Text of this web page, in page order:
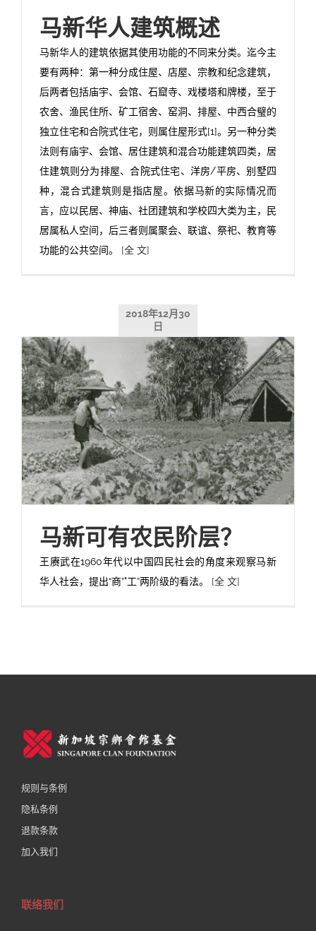
马新华人建筑概述
马新华人的建筑依据其使用功能的不同来分类。迄今主
要有两种：第一种分成住屋、店屋、宗教和纪念建筑，
后两者包括庙宇、会馆、石窟寺、戏楼塔和牌楼，至于
农舍、渔民住所、矿工宿舍、窑洞、排屋、中西合璧的
独立住宅和合院式住宅，则属住屋形式[1]。另一种分类
法则有庙宇、会馆、居住建筑和混合功能建筑四类，居
住建筑则分为排屋、合院式住宅、洋房/平房、别墅四
种，混合式建筑则是指店屋。依据马新的实际情况而
言，应以民居、神庙、社团建筑和学校四大类为主，民
居属私人空间，后三者则属聚会、联谊、祭祀、教育等
功能的公共空间。 [全 文]
2018年12月30
日
马新可有农民阶层？
王赓武在1960年代以中国四民社会的角度来观察马新
华人社会，提出“商”"工”两阶级的看法。 [全 文]
规则与条例
隐私条例
退款条款
加入我们
联络我们